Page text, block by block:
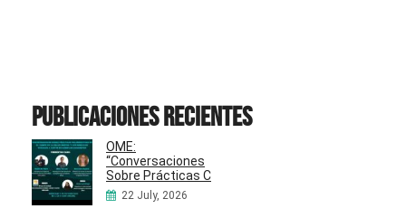
Publicaciones recientes
OME:
“Conversaciones
Sobre Prácticas C
22 July, 2026